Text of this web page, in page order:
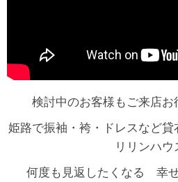
検討中のお客様もご来店お
姫路で振袖・袴・ドレスなど
リリンハウ
何度も見返したくなる 幸